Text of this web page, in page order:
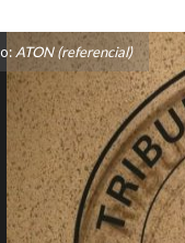
ATON (referencial)